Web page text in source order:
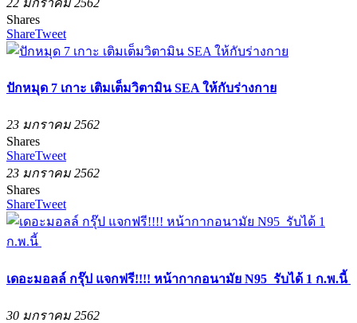
22 มกราคม 2562
Shares
ShareTweet
ปักหมุด 7 เกาะ เติมเต็มวิตามิน SEA ให้กับร่างกาย
23 มกราคม 2562
Shares
ShareTweet
23 มกราคม 2562
Shares
ShareTweet
เดอะมอลล์ กรุ๊ป แจกฟรี!!!! หน้ากากอนามัย N95 รับได้ 1 ก.พ.นี้
30 มกราคม 2562